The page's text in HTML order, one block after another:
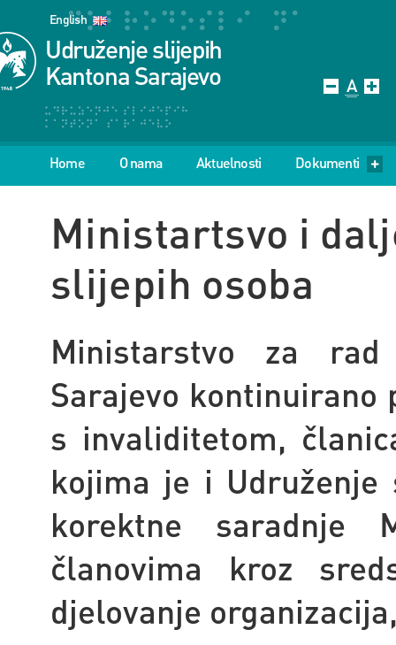
English
Udruženje slijepih
Kantona Sarajevo
Home O nama Aktuelnosti Dokumenti
Ministartsvo i
slijepih osoba
Ministarstvo za
Sarajevo kontinuirano
s invaliditetom,
kojima je i Udruženje
korektne saradnje
članovima kroz
djelovanje